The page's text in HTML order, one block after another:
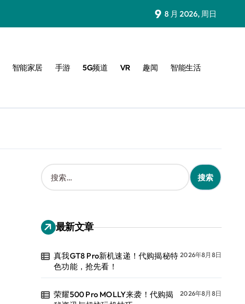
9 8 月 2026, 周日
智能家居 手游 5G频道 VR 趣闻 智能生活
搜
索
：
最新文章
真我GT8 Pro新机速递！代购揭秘特
色功能，抢先看！
2026年8月8日
荣耀500 Pro MOLLY来袭！代购揭
2026年8月8日